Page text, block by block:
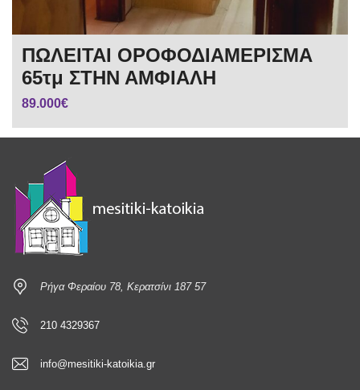
ΠΩΛΕΙΤΑΙ ΟΡΟΦΟΔΙΑΜΕΡΙΣΜΑ
65τμ ΣΤΗΝ ΑΜΦΙΑΛΗ
89.000€
Ρήγα Φεραίου 78, Κερατσίνι 187 57
210 4329367
info@mesitiki-katoikia.gr